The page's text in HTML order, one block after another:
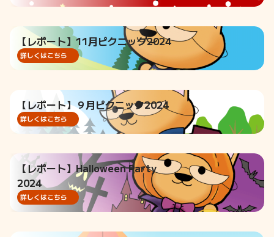
【レポート】11月ピクニック2024
詳しくはこちら
【レポート】９月ピクニック2024
詳しくはこちら
【レポート】Halloween Party
2024
詳しくはこちら